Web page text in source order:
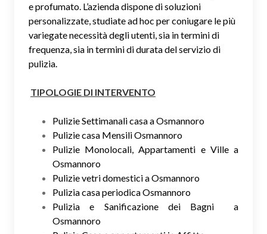
e profumato. L’azienda dispone di soluzioni
personalizzate, studiate ad hoc per coniugare le più
variegate necessità degli utenti, sia in termini di
frequenza, sia in termini di durata del servizio di
pulizia.
TIPOLOGIE DI INTERVENTO
Pulizie Settimanali casa a Osmannoro
Pulizie casa Mensili Osmannoro
Pulizie Monolocali, Appartamenti e Ville a
Osmannoro
Pulizie vetri domestici a Osmannoro
Pulizia casa periodica Osmannoro
Pulizia e Sanificazione dei Bagni a
Osmannoro